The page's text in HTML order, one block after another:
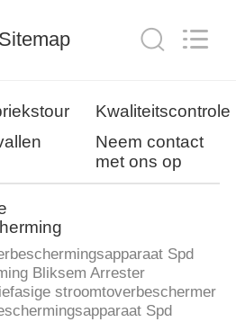
Sitemap
Kwaliteitscontrole
Neem contact
met ons op
Spd
Bliksem Arrester
stroomtoverbeschermer
Spd